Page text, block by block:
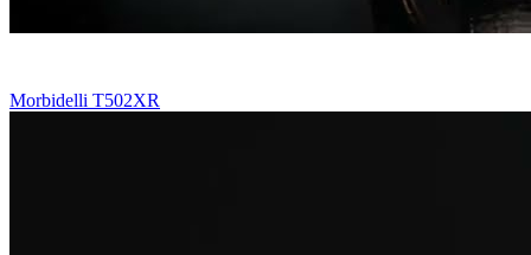
Morbidelli T502XR